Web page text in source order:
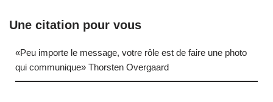
Une citation pour vous
«Peu importe le message, votre rôle est de faire une photo
qui communique» Thorsten Overgaard